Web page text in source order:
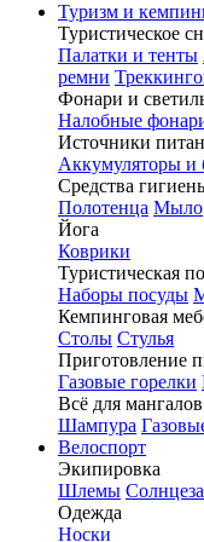
Туризм и
Туристическое
Палатки и тенты
ремни
Фонари и
Налобные
Источники
Аккумуляторы и
Средства
Полотенца Мыло
Йога
Коврики
Туристическая
Наборы посуды
Кемпинговая
Столы Стулья
Приготовление
Газовые горелки
Всё для
Шампура
Велоспорт
Экипировка
Шлемы
Одежда
Носки